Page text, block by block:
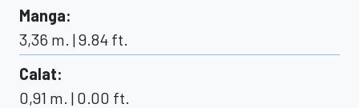
Manga:
3,36 m. | 9.84 ft.
Calat:
0,91 m. | 0.00 ft.